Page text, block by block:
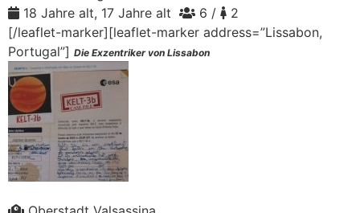
18 Jahre alt, 17 Jahre alt
6 /
2
[/leaflet-marker][leaflet-marker address=”Lissabon,
Portugal”] Die Exzentriker von Lissabon